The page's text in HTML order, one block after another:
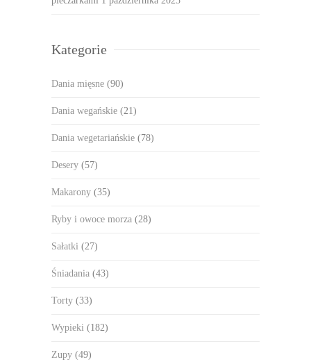
Kategorie
Dania mięsne (90)
Dania wegańskie (21)
Dania wegetariańskie (78)
Desery (57)
Makarony (35)
Ryby i owoce morza (28)
Sałatki (27)
Śniadania (43)
Torty (33)
Wypieki (182)
Zupy (49)